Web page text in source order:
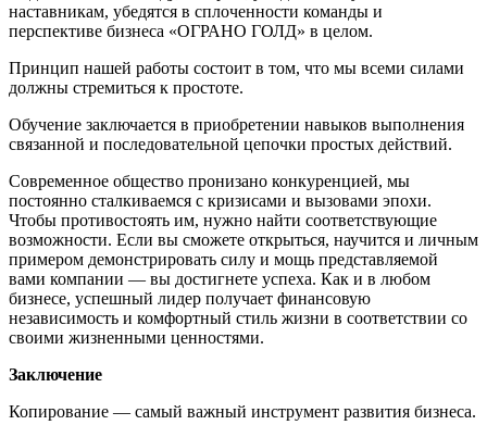
наставникам, убедятся в сплоченности команды и
перспективе бизнеса «ОГРАНО ГОЛД» в целом.
Принцип нашей работы состоит в том, что мы всеми силами
должны стремиться к простоте.
Обучение заключается в приобретении навыков выполнения
связанной и последовательной цепочки простых действий.
Современное общество пронизано конкуренцией, мы
постоянно сталкиваемся с кризисами и вызовами эпохи.
Чтобы противостоять им, нужно найти соответствующие
возможности. Если вы сможете открыться, научится и личным
примером демонстрировать силу и мощь представляемой
вами компании — вы достигнете успеха. Как и в любом
бизнесе, успешный лидер получает финансовую
независимость и комфортный стиль жизни в соответствии со
своими жизненными ценностями.
Заключение
Копирование — самый важный инструмент развития бизнеса.